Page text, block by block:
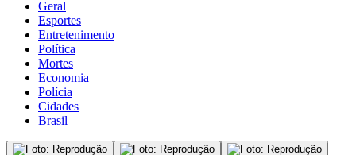
Geral
Esportes
Entretenimento
Política
Mortes
Economia
Polícia
Cidades
Brasil